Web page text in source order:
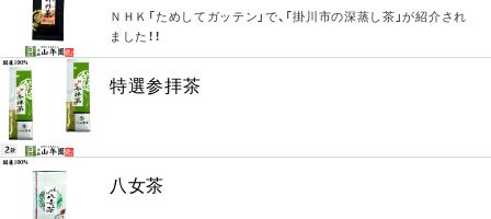
ＮＨＫ「ためしてガッテン」で、「掛川市の深蒸し茶」が紹介され
ました！！
特選参拝茶
八女茶